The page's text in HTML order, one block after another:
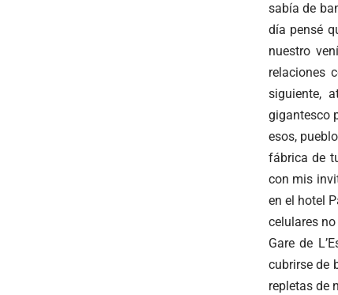
sabía de
día pensé
nuestro
relaciones
siguiente,
gigantesco
esos,
fábrica de
con mis
en el hotel
celulares
Gare de
cubrirse de
repletas de